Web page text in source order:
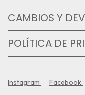
CAMBIOS Y
POLÍTICA DE
Instagram Facebook